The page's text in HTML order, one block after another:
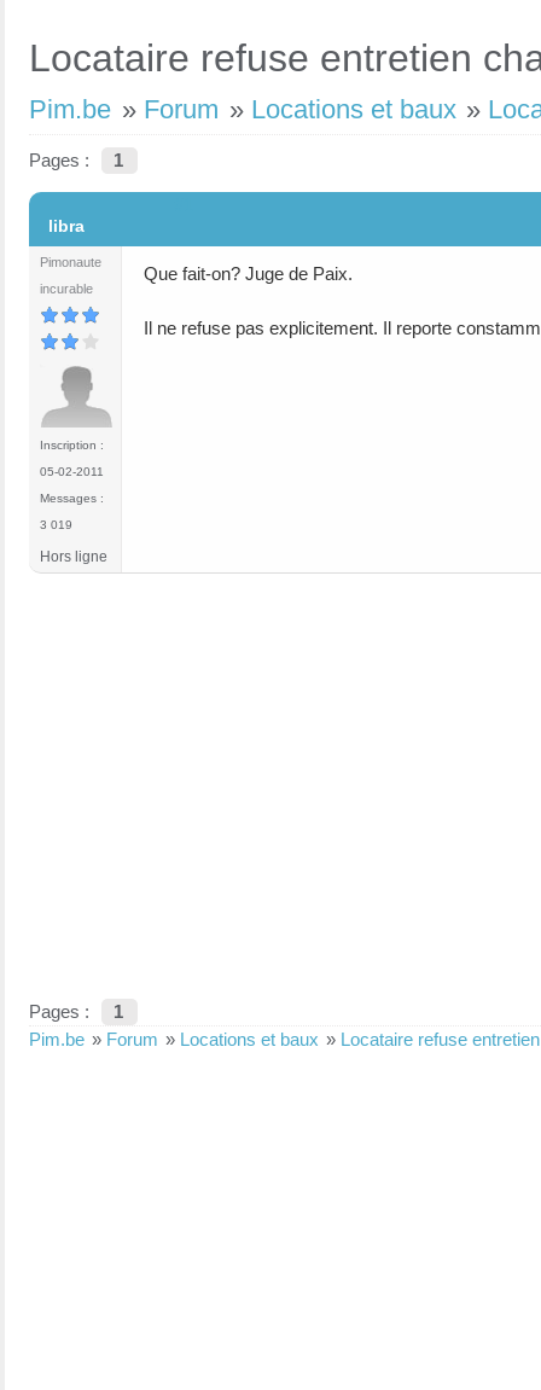
Locataire refuse entretien
Pim.be » Forum » Locations et baux »
Pages : 1
libra
Pimonaute
incurable
Inscription :
05-02-2011
Messages :
3 019
Que fait-on? Juge de Paix.
Il ne refuse pas explicitement. Il reporte
Hors ligne
Pages :
1
Pim.be » Forum » Locations et baux » Locataire refuse